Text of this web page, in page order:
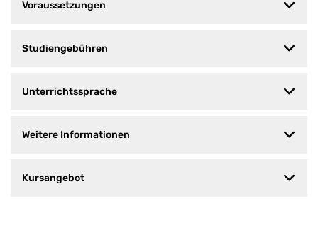
Voraussetzungen
Studiengebühren
Unterrichtssprache
Weitere Informationen
Kursangebot